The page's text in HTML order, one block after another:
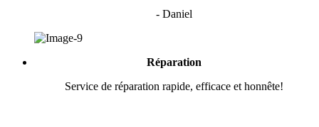
- Daniel
Réparation
Service de réparation rapide, efficace et honnête!